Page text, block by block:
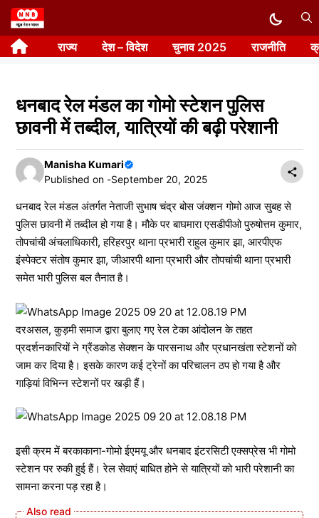
Skip
to
content राज्य देश – विदेश चुनाव 2025 राजनीति
धनबाद रेल मंडल का गोमो स्टेशन पुलिस
छावनी में तब्दील, यात्रियों की बढ़ी परेशानी
Manisha Kumari
Published on -September 20, 2025
धनबाद रेल मंडल अंतर्गत नेताजी सुभाष चंद्र बोस जंक्शन गोमो आज सुबह से
पुलिस छावनी में तब्दील हो गया है। मौके पर बाघमारा एसडीपीओ पुरुषोत्तम कुमार,
तोपचांची अंचलाधिकारी, हरिहरपुर थाना प्रभारी राहुल कुमार झा, आरपीएफ
इंस्पेक्टर संतोष कुमार झा, जीआरपी थाना प्रभारी और तोपचांची थाना प्रभारी
समेत भारी पुलिस बल तैनात है।
दरअसल, कुड़मी समाज द्वारा बुलाए गए रेल टेका आंदोलन के तहत
प्रदर्शनकारियों ने ग्रैंडकोड सेक्शन के पारसनाथ और प्रधानखंता स्टेशनों को
जाम कर दिया है। इसके कारण कई ट्रेनों का परिचालन ठप हो गया है और
गाड़ियां विभिन्न स्टेशनों पर खड़ी हैं।
इसी क्रम में बरकाकाना-गोमो ईएमयू और धनबाद इंटरसिटी एक्सप्रेस भी गोमो
स्टेशन पर रुकी हुई हैं। रेल सेवाएं बाधित होने से यात्रियों को भारी परेशानी का
सामना करना पड़ रहा है।